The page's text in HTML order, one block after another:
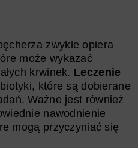
zwykle opiera
może wykazać
krwinek. Leczenie
które są dobierane
Ważne jest również
nawodnienie
mogą przyczyniać się